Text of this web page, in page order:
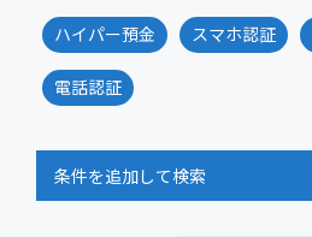
ハイパー預金 スマホ認証
電話認証
条件を追加して検索